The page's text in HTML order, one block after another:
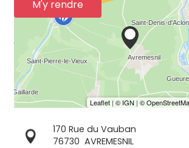
M'y rendre
170 Rue du Vauban
76730 AVREMESNIL